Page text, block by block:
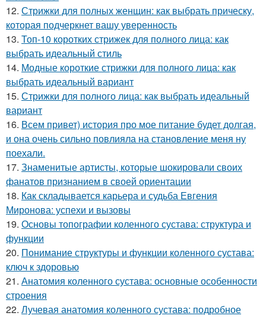
12. Стрижки для полных женщин: как выбрать прическу,
которая подчеркнет вашу уверенность
13. Топ-10 коротких стрижек для полного лица: как
выбрать идеальный стиль
14. Модные короткие стрижки для полного лица: как
выбрать идеальный вариант
15. Стрижки для полного лица: как выбрать идеальный
вариант
16. Всем привет) история про мое питание будет долгая,
и она очень сильно повлияла на становление меня ну
поехали.
17. Знаменитые артисты, которые шокировали своих
фанатов признанием в своей ориентации
18. Как складывается карьера и судьба Евгения
Миронова: успехи и вызовы
19. Основы топографии коленного сустава: структура и
функции
20. Понимание структуры и функции коленного сустава:
ключ к здоровью
21. Анатомия коленного сустава: основные особенности
строения
22. Лучевая анатомия коленного сустава: подробное